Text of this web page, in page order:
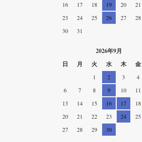
16
17 18 19 20 21
23
24 25 26 27 28
30
31
2026年9月
日
月 火 水 木 金
1 2 3 4
6
7 8 9 10 11
13
14 15 16 17 18
20
21 22 23 24 25
27
28 29 30